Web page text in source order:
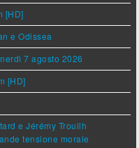
[HD]
e Odissea
7 agosto 2026
[HD]
e Jérémy Trouilh
tensione morale